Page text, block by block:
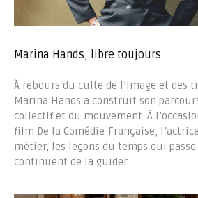
Marina Hands, libre toujours
À rebours du culte de l’image et des
Marina Hands a construit son
collectif et du mouvement. À
film De la Comédie-Française,
métier, les leçons du temps qui
continuent de la guider.